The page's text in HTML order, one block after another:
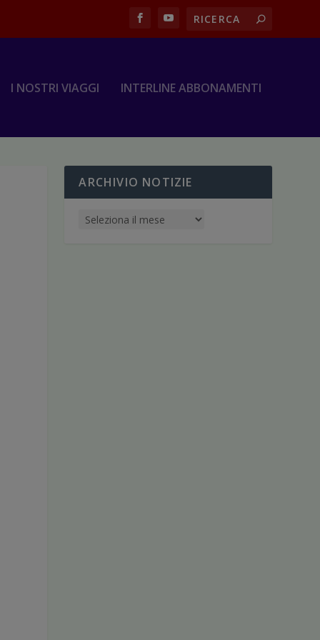
I NOSTRI VIAGGI INTERLINE ABBONAMENTI
ARCHIVIO NOTIZIE